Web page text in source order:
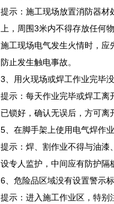
提示：施工现场放置消防器材
上，周围3米内不得存放任何物
施工现场电气发生火情时，应
防止发生触电事故。
3、用火现场或焊工作业完毕
提示：每天作业完毕或焊工离
已锁好，确认无误后，方可离
5、在脚手架上使用电气焊作
提示：焊、割作业不得与油漆
设专人监护，中间应有防护隔
6、危险品区域没有设置警示
提示：进入施工作业区，特别